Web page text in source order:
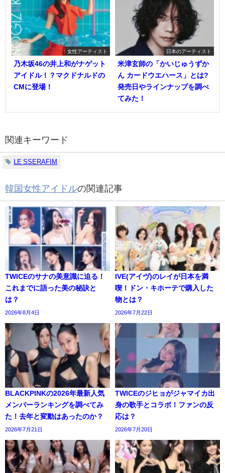
女性アーティスト
乃木坂46の井上和がナゲット
アイドル！？マクドナルドの
CMに登場！
日本のアーティスト
米津玄師の「かいじゅうずか
ん カードウエハース」とは?
発売日やラインナップを調べ
てみた！
関連キーワード
LE SSERAFIM
韓国女性アイドルの関連記事
TWICEのサナの美意識に迫る！
これまでに語った美の秘訣と
は？
2026年8月4日
IVE(アイヴ)のレイが日本を満
喫！ドン・キホーテで購入した
物とは？
2026年7月22日
BLACKPINKの2026年最新人気
メンバーランキングを調べてみ
た！去年と変動はあったのか？
2026年7月21日
TWICEのジヒョがジャマイカ出
身の歌手とコラボ！ファンの反
応は？
2026年7月20日